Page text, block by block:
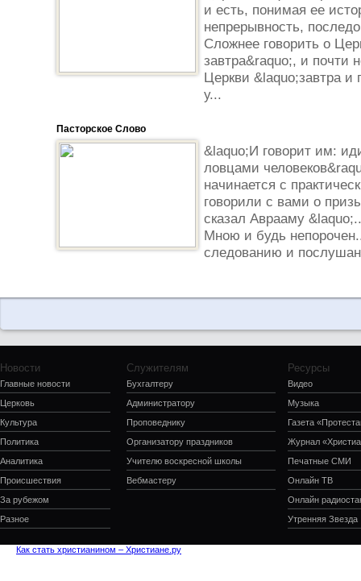
и есть, понимая ее
непрерывность,
Сложнее говорить о
завтра&raquo;, и почти
Церкви &laquo;завтра и
у...
Пасторское Слово
&laquo;И говорит им:
ловцами
начинается с
говорили с вами о
сказал Аврааму
Мною и будь
следованию и
Новости
Главные новости
Церковь
Культура
Политика
Аналитика
Происшествия
За рубежом
Разное
Служителям
Бухгалтеру
Администратору
Проповеднику
Организатору праздников
Учителю воскресной школы
Вебмастеру
Ресурсы
Видео
Музыка
Газета
Журнал
Печатные СМИ
Онлайн ТВ
Онлайн
Утренняя Звезда
Как стать христианином – Христиане.ру